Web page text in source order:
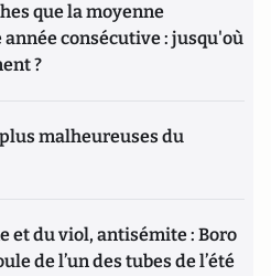
que la moyenne
consécutive : jusqu'où
?
malheureuses du
et du viol, antisémite : Boro
de l’un des tubes de l’été